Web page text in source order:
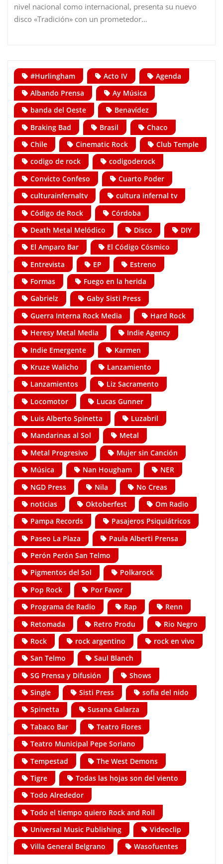
nivel nacional como internacional, presenta su nuevo
disco «Tradición» con un prometedor…
#Hurlingham Acto IV
Agenda
Albando Prensa
Ay Música
banda del Oeste
Benavídez
Braking Bad
Brasil
Chaco
Chile
Cinematic Rock
Club Temple
codigo de rock
codigoderock
Convicto Confeso
Cuarto Poder
culturainfernaltv
cultura infernal tv
Código de Rock
Córdoba
Death Metal Melódico
Disco
DIY
El Amparo Bar
El Código Cósmico
Entrevista
EP
Estreno
Formas
Fuego en la herida
Gabrielz
Gaby Sisti Press
Guerra Interna Rock Media
Hard Rock
Heresy Metal Media
Indie Agency
Indie Emergente
Karmen
Kruze Walicho
Lanzamiento
Lanzamientos
Liz Sacramento
Locomotor
Lucas Gunner
Luis Alberto Spinetta
Luzabril
Mandarinas al Sol
Metal
Metal Progresivo
Mujer sin Canción
Música
Nan Hougham
NER
NGD Press
Nila
No Creas
noticias
Oktoberfest
Om Radio
Pampa Records
Pasajeros Psiquiátricos
Paseo La Plaza
Paula Alberti Prensa
Perón Perón San Telmo
Pigmentos del Sol
Polkarock
Pop Rock
Por Favor
Programa de Radio
Rap
Renn
Retomada
Retro Produ
Rio Negro
Rock
rock argentino
rock en vivo
San Telmo
Saul Blanch
SG Prensa y Difusión
Shows
Single
Sisti Press
sofia del nido
Spinetta
Susana Galarza
Tabaco Bar
Teatro Flores
Teatro Municipal Pepe Soriano
Tempestad
The West Demons
Tigre
Todas las hojas son del viento
Todo Alrededor
Todo el tiempo quiero Rock and Roll
Universal Music Publishing
Videoclip
Villa General Belgrano
Wasofuentes